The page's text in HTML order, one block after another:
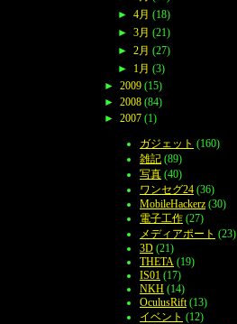
► 4月 (18)
► 3月 (21)
► 2月 (27)
►
1月 (3)
► 2009 (15)
► 2008 (84)
► 2007 (1)
ガジェット (160)
雑記 (89)
写真 (40)
ワンセグ24 (36)
MobileHackerz (30)
電子工作 (27)
メディアポート (23)
3D (21)
THETA (19)
IS01 (17)
NKH (14)
OculusRift (13)
イベント (12)